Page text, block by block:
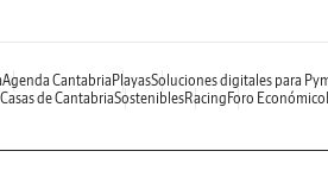
Agenda Cantabria PlayasSoluciones digitales para
Casas de CantabriaSosteniblesRacing Foro Económico